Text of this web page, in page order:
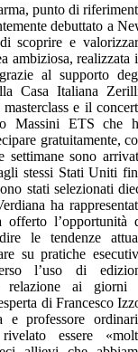
punto di
debuttato a
scoprire e
ambiziosa, realizzata
al supporto
Casa Italiana
e il
Massini ETS che
gratuitamente,
sono
stessi Stati Uniti
stati selezionati
ha
offerto l’opportunità
le tendenze
su pratiche
l’uso di
relazione ai giorni
di Francesco
e professore
essere